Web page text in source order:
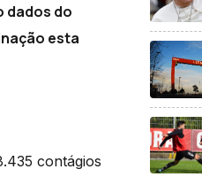
dados do
esta
contágios